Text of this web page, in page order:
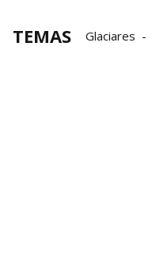
TEMAS Glaciares